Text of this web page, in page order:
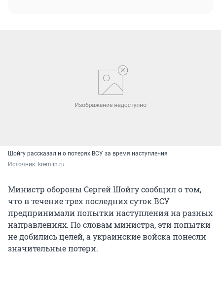
Шойгу рассказал и о потерях ВСУ за время наступления
Источник: kremlin.ru
Министр обороны Сергей Шойгу сообщил о том,
что в течение трех последних суток ВСУ
предпринимали попытки наступления на разных
направлениях. По словам министра, эти попытки
не добились целей, а украинские войска понесли
значительные потери.